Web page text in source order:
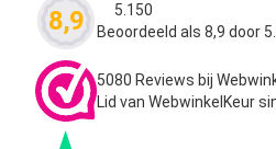
8,9 Waardering
5.150
Beoordeeld als 8,9 door
5080 Reviews bij
Lid van WebwinkelKeur